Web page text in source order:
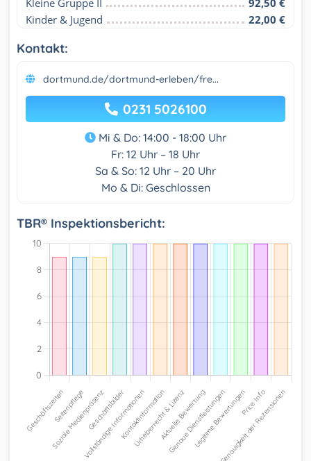
Kinder & Jugend
22,00 €
Kontakt:
dortmund.de/dortmund-erleben/fre...
0231 5026100
Mi & Do: 14:00 - 18:00 Uhr
Fr: 12 Uhr – 18 Uhr
Sa & So: 12 Uhr – 20 Uhr
Mo & Di: Geschlossen
TBR® Inspektionsbericht: